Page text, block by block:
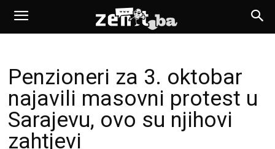
Penzioneri za 3. oktobar
najavili masovni protest u
Sarajevu, ovo su njihovi
zahtjevi